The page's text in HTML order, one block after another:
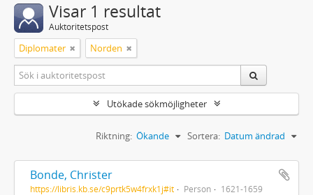
Visar 1 resultat
Auktoritetspost
Diplomater Norden
Utökade sökmöjligheter
Sortera: Datum ändrad
Riktning: Ökande
Bonde, Christer
https://libris.kb.se/c9prtk5w4frxk1j#it Person 1621-1659